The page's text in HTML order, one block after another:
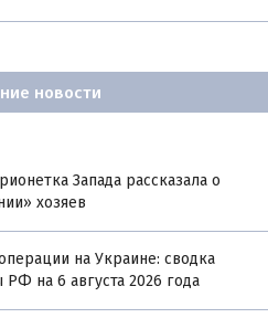
новости
Запада рассказала о
хозяев
на Украине: сводка
на 6 августа 2026 года